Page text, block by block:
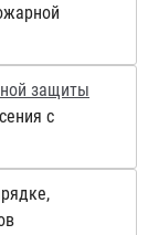
защиты
с